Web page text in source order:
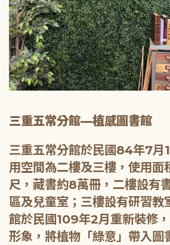
三重五常分館—植感圖書館
三重五常分館於民國84年7月
用空間為二樓及三樓，使用
尺，藏書約8萬冊，二樓設有
區及兒童室；三樓設有研習教
館於民國109年2月重新裝修
形象，將植物「綠意」帶入圖